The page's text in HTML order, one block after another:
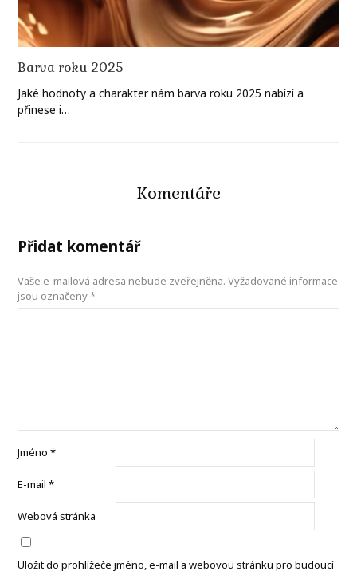
Barva roku 2025
Jaké hodnoty a charakter nám barva roku 2025 nabízí a
přinese i…
Komentáře
Přidat komentář
Vaše e-mailová adresa nebude zveřejněna. Vyžadované informace
jsou označeny*
Jméno*
E-mail*
Webová stránka
Uložit do prohlížeče jméno, e-mail a webovou stránku pro budoucí